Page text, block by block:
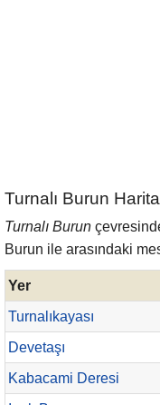
Turnalı Burun
Turnalı Burun
Burun ile arasındaki
Yer
Turnalıkayası
Devetaşı
Kabacami Deresi